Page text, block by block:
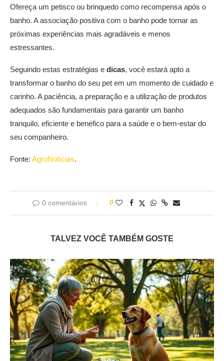
Ofereça um petisco ou brinquedo como recompensa após o
banho. A associação positiva com o banho pode tornar as
próximas experiências mais agradáveis e menos
estressantes.
Seguindo estas estratégias e dicas, você estará apto a
transformar o banho do seu pet em um momento de cuidado e
carinho. A paciência, a preparação e a utilização de produtos
adequados são fundamentais para garantir um banho
tranquilo, eficiente e benéfico para a saúde e o bem-estar do
seu companheiro.
Fonte: AgroNotícias.
0 comentários 0
TALVEZ VOCÊ TAMBÉM GOSTE